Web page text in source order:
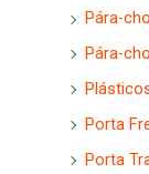
Pára-
Pára-
Porta
Porta